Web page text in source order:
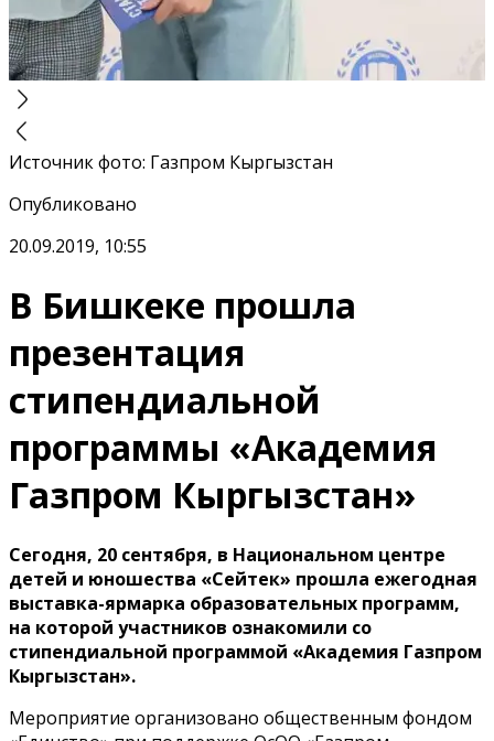
Источник фото: Газпром Кыргызстан
Опубликовано
20.09.2019, 10:55
В Бишкеке прошла
презентация
стипендиальной
программы «Академия
Газпром Кыргызстан»
Сегодня, 20 сентября, в Национальном центре
детей и юношества «Сейтек» прошла ежегодная
выставка-ярмарка образовательных программ,
на которой участников ознакомили со
стипендиальной программой «Академия Газпром
Кыргызстан».
Мероприятие организовано общественным фондом